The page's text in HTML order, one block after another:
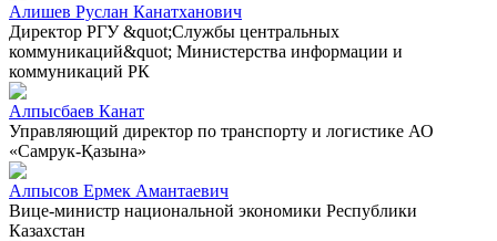
Алишев Руслан Канатханович
Директор РГУ &quot;Службы центральных
коммуникаций&quot; Министерства информации и
коммуникаций РК
Алпысбаев Канат
Управляющий директор по транспорту и логистике АО
«Самрук-Қазына»
Алпысов Ермек Амантаевич
Вице-министр национальной экономики Республики
Казахстан